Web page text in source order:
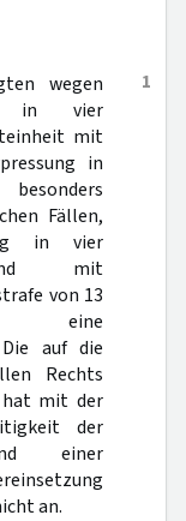
1
wegen
in vier
mit
in
Fällen,
in vier
mit
von 13
eine
Die auf die
Rechts
hat mit der
der
einer
an.